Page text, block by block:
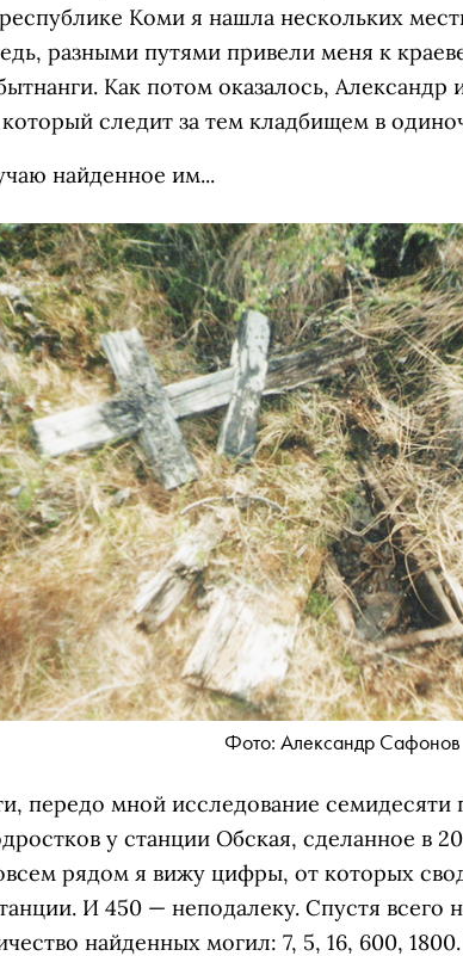
Коми я нашла нескольких
разными путями привели меня к
Как потом оказалось,
следит за тем кладбищем в
найденное им...
Фото: Александр Сафонов
передо мной исследование семидесяти
у станции Обская, сделанное в
рядом я вижу цифры, от которых
И 450 — неподалеку. Спустя всего
найденных могил: 7, 5, 16, 600,